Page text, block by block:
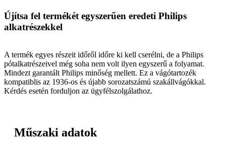
Újítsa fel termékét egyszerűen eredeti Philips
alkatrészekkel
A termék egyes részeit időről időre ki kell cserélni, de a Philips
pótalkatrészeivel még soha nem volt ilyen egyszerű a folyamat.
Mindezt garantált Philips minőség mellett. Ez a vágótartozék
kompatiblis az 1936-os és újabb sorozatszámú szakállvágókkal.
Kérdés esetén forduljon az ügyfélszolgálathoz.
Műszaki adatok